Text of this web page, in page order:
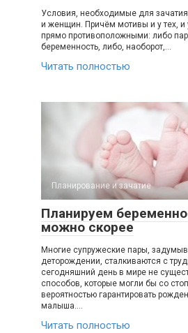
Условия, необходимые для
и женщин. Причём мотивы и у тех, и
прямо противоположными: либо
беременность, либо, наоборот,…
Читать полностью
Планирование и зачатие
Планируем
можно скорее
Многие супружеские пары,
деторождении, сталкиваются с
сегодняшний день в мире не
способов, которые могли бы со
вероятностью гарантировать
малыша….
Читать полностью